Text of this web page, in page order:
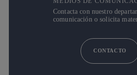
Contacta con nuestro
comunicación o solicita
CONTACTO